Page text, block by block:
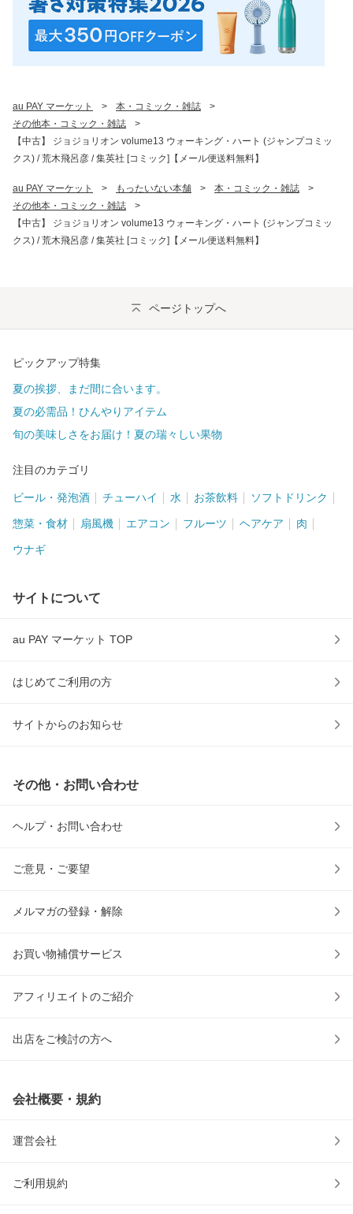
au PAY マーケット > 本・コミック・雑誌
>
その他本・コミック・雑誌
>
【中古】 ジョジョリオン volume13 ウォーキング・ハート (ジャンプコミッ
クス) / 荒木飛呂彦 / 集英社 [コミック]【メール便送料無料】
au PAY マーケット > もったいない本舗 > 本・コミック・雑誌
>
その他本・コミック・雑誌
>
【中古】 ジョジョリオン volume13 ウォーキング・ハート (ジャンプコミッ
クス) / 荒木飛呂彦 / 集英社 [コミック]【メール便送料無料】
ページトップへ
ピックアップ特集
夏の挨拶、まだ間に合います。
夏の必需品！ひんやりアイテム
旬の美味しさをお届け！夏の瑞々しい果物
注目のカテゴリ
ビール・発泡酒 チューハイ 水 お茶飲料 ソフトドリンク
惣菜・食材 扇風機 エアコン フルーツ ヘアケア 肉
ウナギ
サイトについて
au PAY マーケット TOP
はじめてご利用の方
サイトからのお知らせ
その他・お問い合わせ
ヘルプ・お問い合わせ
ご意見・ご要望
メルマガの登録・解除
お買い物補償サービス
アフィリエイトのご紹介
出店をご検討の方へ
会社概要・規約
運営会社
ご利用規約